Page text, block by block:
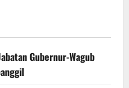
Gubernur-Wagub